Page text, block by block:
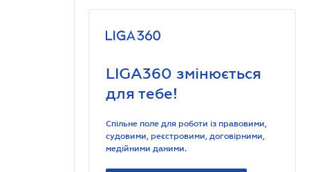
LIGA360 змінюється
для тебе!
Спільне поле для роботи із правовими,
судовими, реєстровими, договірними,
медійними даними.